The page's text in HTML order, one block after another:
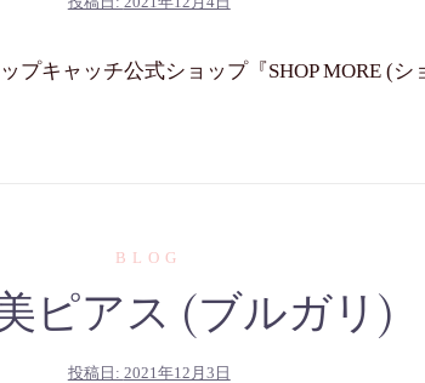
プキャッチ公式ショップ『SHOP MORE (シ
BLOG
ピアス (ブルガリ)
投稿日: 2021年12月3日